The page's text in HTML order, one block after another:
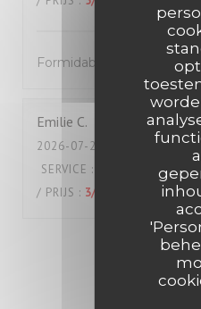
Formidable !
Emilie C
2026-07-24
- 19:45 -
SERVICE : ATMOSFEER:
/ PRIJS : 3/5